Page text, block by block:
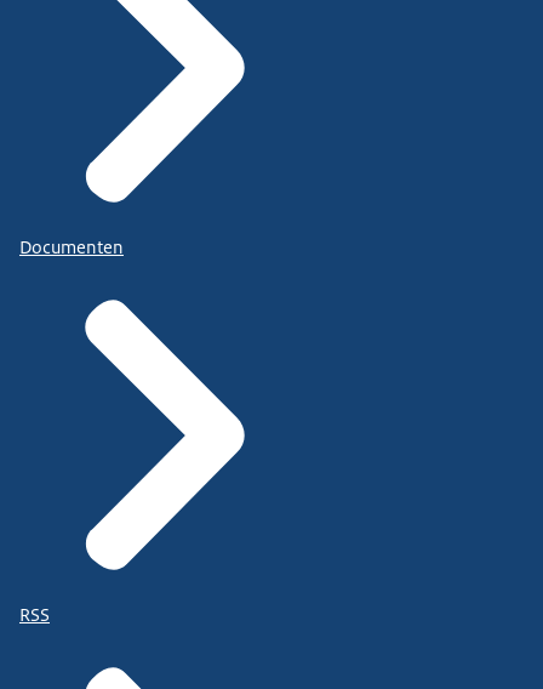
Documenten
RSS